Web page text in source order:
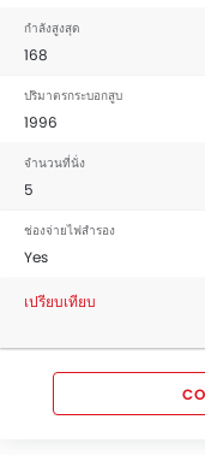
กำลังสูงสุด
168
ปริมาตรกระบอกสูบ
1996
จำนวนที่นั่ง
5
ช่องจ่ายไฟสำรอง
Yes
เปรียบเทียบ